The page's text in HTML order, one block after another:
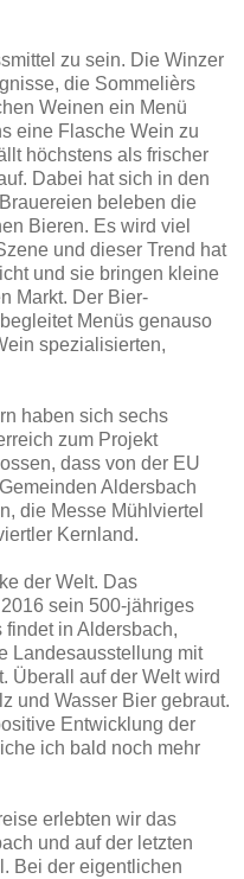
zu sein. Die Winzer
die Sommelièrs
Weinen ein Menü
eine Flasche Wein zu
höchstens als frischer
Dabei hat sich in den
beleben die
Bieren. Es wird viel
und dieser Trend hat
und sie bringen kleine
Markt. Der Bier-
Menüs genauso
spezialisierten,
haben sich sechs
zum Projekt
dass von der EU
Aldersbach
die Messe Mühlviertel
Kernland.
der Welt. Das
sein 500-jähriges
in Aldersbach,
Landesausstellung mit
Überall auf der Welt wird
und Wasser Bier gebraut.
Entwicklung der
ich bald noch mehr
erlebten wir das
und auf der letzten
Bei der eigentlichen